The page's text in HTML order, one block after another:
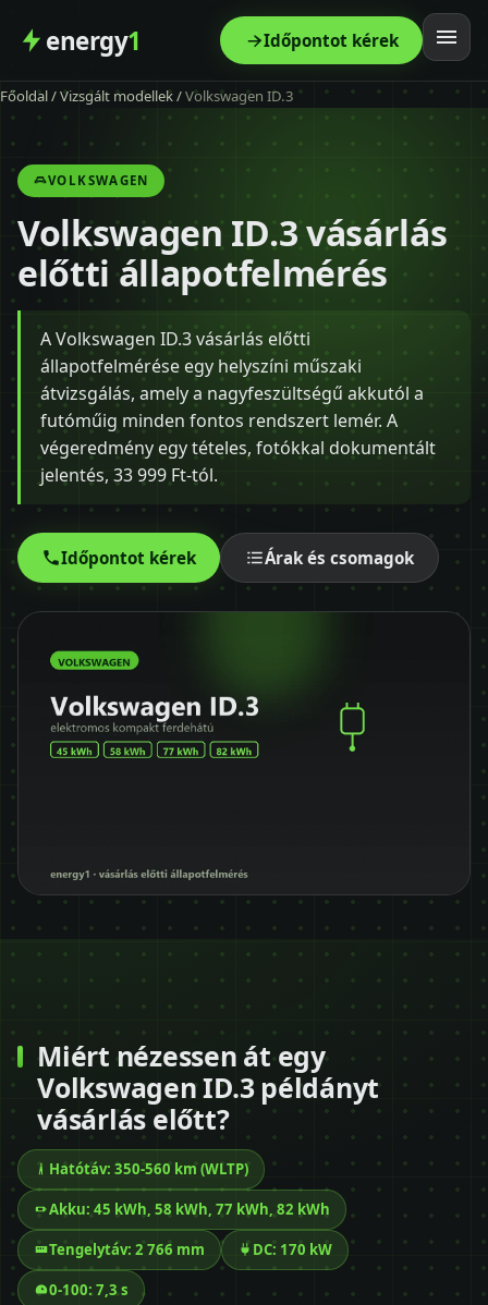
energy1 Időpontot kérek
Főoldal
Szolgáltatás
Árak
Modellek
Kapcsolat
Blog
+36 30 680 7511
Főoldal/Vizsgált modellek/Volkswagen ID.3
VOLKSWAGEN
Volkswagen ID.3 vásárlás
előtti állapotfelmérés
A Volkswagen ID.3 vásárlás előtti
állapotfelmérése egy helyszíni műszaki
átvizsgálás, amely a nagyfeszültségű akkutól a
futóműig minden fontos rendszert lemér. A
végeredmény egy tételes, fotókkal dokumentált
jelentés, 33 999 Ft-tól.
Időpontot kérek Árak és csomagok
Miért nézessen át egy
Volkswagen ID.3 példányt
vásárlás előtt?
Hatótáv: 350-560 km (WLTP)
Akku: 45 kWh, 58 kWh, 77 kWh, 82 kWh
Tengelytáv: 2 766 mm DC: 170 kW
0-100: 7,3 s